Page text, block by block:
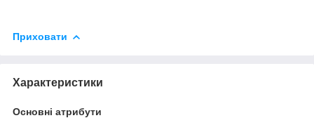
Приховати
Характеристики
Основні атрибути